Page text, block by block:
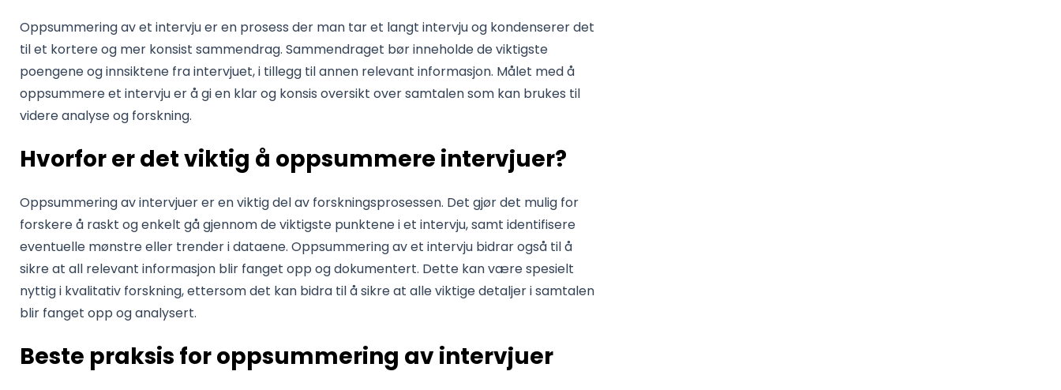
Oppsummering av et intervju er en prosess der man tar et langt intervju og kondenserer det
til et kortere og mer konsist sammendrag. Sammendraget bør inneholde de viktigste
poengene og innsiktene fra intervjuet, i tillegg til annen relevant informasjon. Målet med å
oppsummere et intervju er å gi en klar og konsis oversikt over samtalen som kan brukes til
videre analyse og forskning.
Hvorfor er det viktig å oppsummere intervjuer?
Oppsummering av intervjuer er en viktig del av forskningsprosessen. Det gjør det mulig for
forskere å raskt og enkelt gå gjennom de viktigste punktene i et intervju, samt identifisere
eventuelle mønstre eller trender i dataene. Oppsummering av et intervju bidrar også til å
sikre at all relevant informasjon blir fanget opp og dokumentert. Dette kan være spesielt
nyttig i kvalitativ forskning, ettersom det kan bidra til å sikre at alle viktige detaljer i samtalen
blir fanget opp og analysert.
Beste praksis for oppsummering av intervjuer